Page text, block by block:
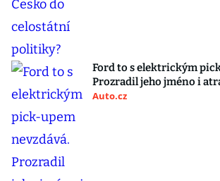
Ford to s elektrickým
Prozradil jeho jméno i
Auto.cz